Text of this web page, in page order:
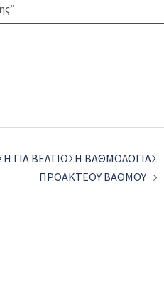
ΓΙΑ ΒΕΛΤΙΩΣΗ ΒΑΘΜΟΛΟΓΙΑΣ
ΠΡΟΑΚΤΕΟΥ ΒΑΘΜΟΥ